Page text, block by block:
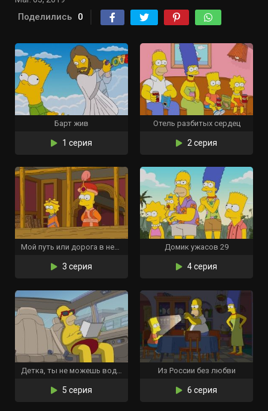
Поделились 0
Барт жив
1 серия
Отель разбитых сердец
2 серия
Мой путь или дорога в небеса
3 серия
Домик ужасов 29
4 серия
Детка, ты не можешь водить мою машину
5 серия
Из России без любви
6 серия